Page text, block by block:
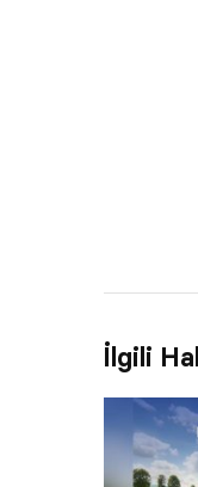
İlgili